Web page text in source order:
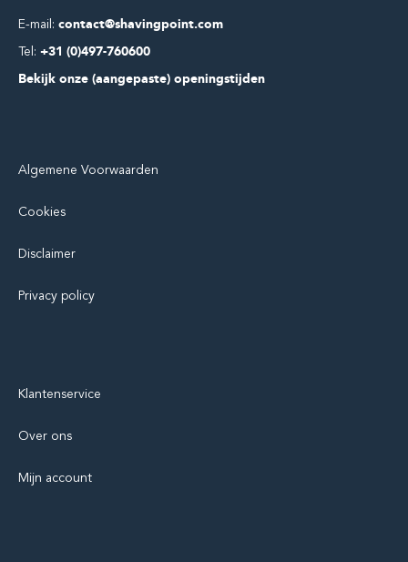
E-mail: contact@shavingpoint.com
Tel: +31 (0)497-760600
Bekijk onze (aangepaste) openingstijden
Algemene Voorwaarden
Cookies
Disclaimer
Privacy policy
Klantenservice
Over ons
Mijn account